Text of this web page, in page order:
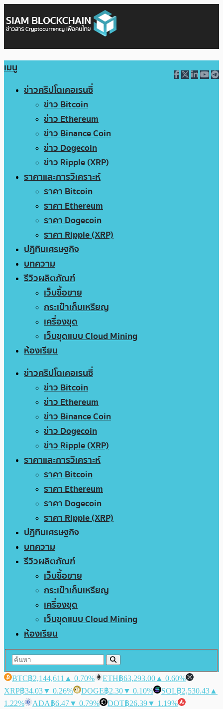
เมนู
ข่าวคริปโตเคอเรนซี่
ข่าว Bitcoin
ข่าว Ethereum
ข่าว Binance Coin
ข่าว Dogecoin
ข่าว Ripple (XRP)
ราคาและการวิเคราะห์
ราคา Bitcoin
ราคา Ethereum
ราคา Dogecoin
ราคา Ripple (XRP)
ปฏิทินเศรษฐกิจ
บทความ
รีวิวผลิตภัณฑ์
เว็บซื้อขาย
กระเป๋าเก็บเหรียญ
เครื่องขุด
เว็บขุดแบบ Cloud Mining
ห้องเรียน
ข่าวคริปโตเคอเรนซี่
ข่าว Bitcoin
ข่าว Ethereum
ข่าว Binance Coin
ข่าว Dogecoin
ข่าว Ripple (XRP)
ราคาและการวิเคราะห์
ราคา Bitcoin
ราคา Ethereum
ราคา Dogecoin
ราคา Ripple (XRP)
ปฏิทินเศรษฐกิจ
บทความ
รีวิวผลิตภัณฑ์
เว็บซื้อขาย
กระเป๋าเก็บเหรียญ
เครื่องขุด
เว็บขุดแบบ Cloud Mining
ห้องเรียน
BTC฿2,144,611 ▲ 0.70% ETH฿63,293.00 ▲ 0.60%
XRP฿34.03▼ 0.26% DOGE฿2.30▼ 0.10% SOL฿2,530.43 ▲
1.22%
ADA฿6.47▼ 0.79% DOT฿26.39▼ 1.19%